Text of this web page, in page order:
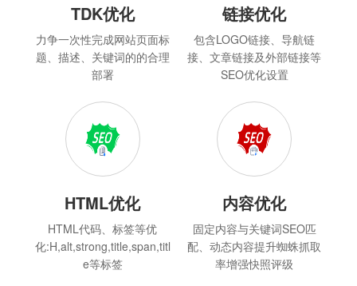
TDK优化
力争一次性完成网站页面标
题、描述、关键词的的合理
部署
链接优化
包含LOGO链接、导航链
接、文章链接及外部链接等
SEO优化设置
HTML优化
HTML代码、标签等优
化:H,alt,strong,title,span,titl
e等标签
内容优化
固定内容与关键词SEO匹
配、动态内容提升蜘蛛抓取
率增强快照评级